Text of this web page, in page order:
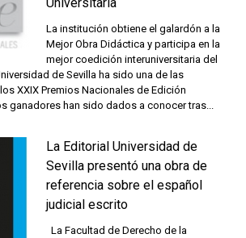
La institución obtiene el galardón a la
Mejor Obra Didáctica y participa en la
mejor coedición interuniversitaria del
de Sevilla ha sido una de las
XXIX Premios Nacionales de Edición
ganadores han sido dados a conocer tras...
La Editorial Universidad de
Sevilla presentó una obra de
referencia sobre el español
judicial escrito
La Facultad de Derecho de la